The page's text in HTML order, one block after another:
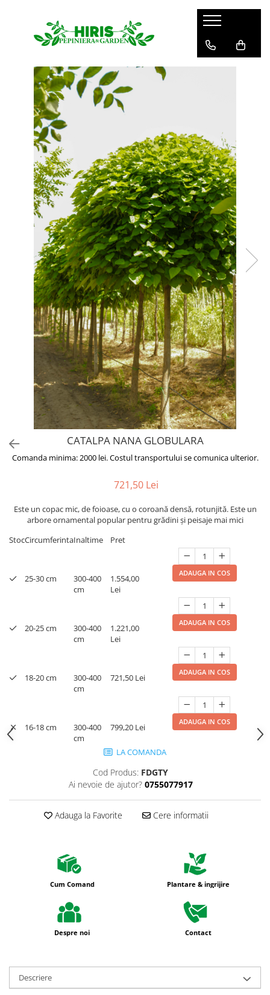
Servicii
Servicii de peisagistică și amenajări
spații verzi
Plantare arbori și arbuști – servicii
profesionale
Montare gazon prin însamanțare
și gazon rulou
Mentenanță Spații Verzi pentru
Complexe Rezidențiale și Asociații
Sisteme de irigații și aspersie –
montaj profesional
Curățenie spații exterioare
CATALPA NANA GLOBULARA
Comanda minima: 2000 lei. Costul transportului se comunica ulterior.
721,50 Lei
Este un copac mic, de foioase, cu o coroană densă, rotunjită. Este un
arbore ornamental popular pentru grădini și peisaje mai mici
StocCircumferintaInaltime Pret
25-30 cm
300-400
cm
1.554,00
Lei
ADAUGA IN COS
20-25 cm
300-400
cm
1.221,00
Lei
ADAUGA IN COS
18-20 cm
300-400
cm
721,50 Lei
ADAUGA IN COS
16-18 cm
300-400
cm
799,20 Lei
ADAUGA IN COS
LA COMANDA
Cod Produs: FDGTY
Ai nevoie de ajutor? 0755077917
Adauga la Favorite Cere informatii
Cum Comand Plantare & ingrijire
Despre noi Contact
Descriere